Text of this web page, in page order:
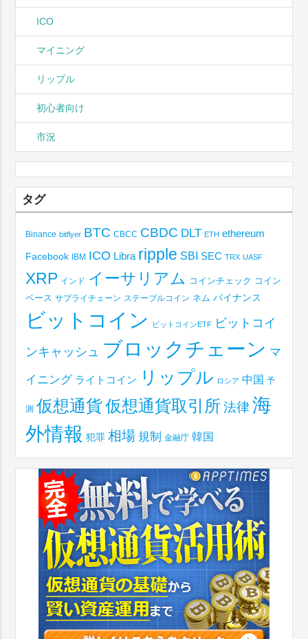
ICO
マイニング
リップル
初心者向け
市況
タグ
Binance bitflyer BTC CBCC CBDC DLT ETH ethereum
Facebook IBM ICO Libra ripple SBI SEC TRX UASF
XRP インド イーサリアム コインチェック コイン
ベース サプライチェーン ステーブルコイン ネム バイナンス
ビットコイン ビットコインETF ビットコイ
ンキャッシュ ブロックチェーン マ
イニング ライトコイン リップル ロシア 中国 予
測 仮想通貨仮想通貨取引所 法律 海
外情報 犯罪 相場 規制 金融庁 韓国